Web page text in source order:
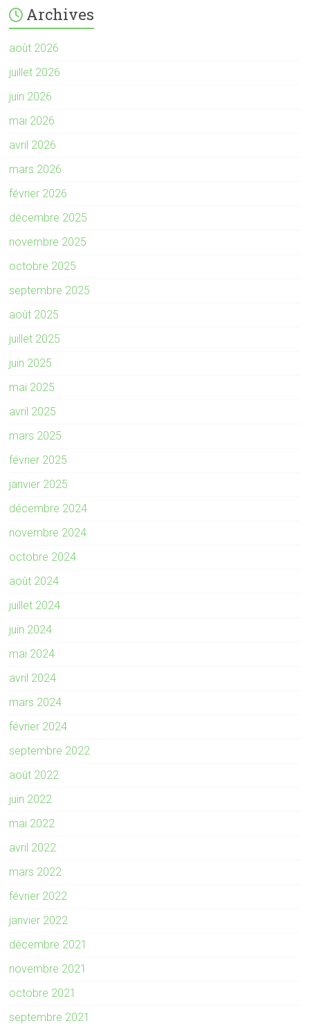
Archives
août 2026
juillet 2026
juin 2026
mai 2026
avril 2026
mars 2026
février 2026
décembre 2025
novembre 2025
octobre 2025
septembre 2025
août 2025
juillet 2025
juin 2025
mai 2025
avril 2025
mars 2025
février 2025
janvier 2025
décembre 2024
novembre 2024
octobre 2024
août 2024
juillet 2024
juin 2024
mai 2024
avril 2024
mars 2024
février 2024
septembre 2022
août 2022
juin 2022
mai 2022
avril 2022
mars 2022
février 2022
janvier 2022
décembre 2021
novembre 2021
octobre 2021
septembre 2021